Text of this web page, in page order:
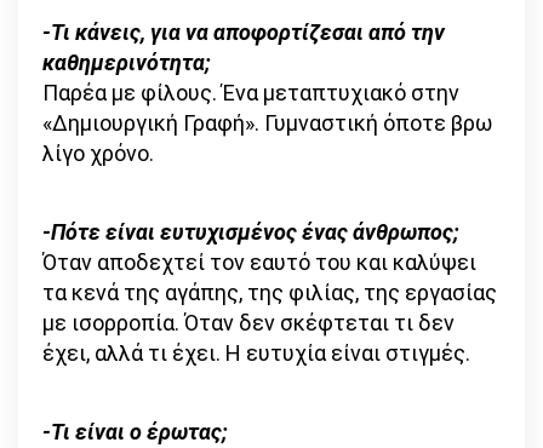
-Τι κάνεις, για να αποφορτίζεσαι από την
καθημερινότητα;
Παρέα με φίλους. Ένα μεταπτυχιακό στην
«Δημιουργική Γραφή». Γυμναστική όποτε βρω
λίγο χρόνο.
-Πότε είναι ευτυχισμένος ένας άνθρωπος;
Όταν αποδεχτεί τον εαυτό του και καλύψει
τα κενά της αγάπης, της φιλίας, της εργασίας
με ισορροπία. Όταν δεν σκέφτεται τι δεν
έχει, αλλά τι έχει. Η ευτυχία είναι στιγμές.
-Τι είναι ο έρωτας;